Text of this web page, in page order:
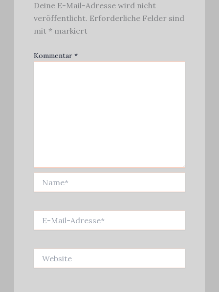
Deine E-Mail-Adresse wird nicht
veröffentlicht. Erforderliche Felder sind
mit *markiert
Kommentar *
Mail-